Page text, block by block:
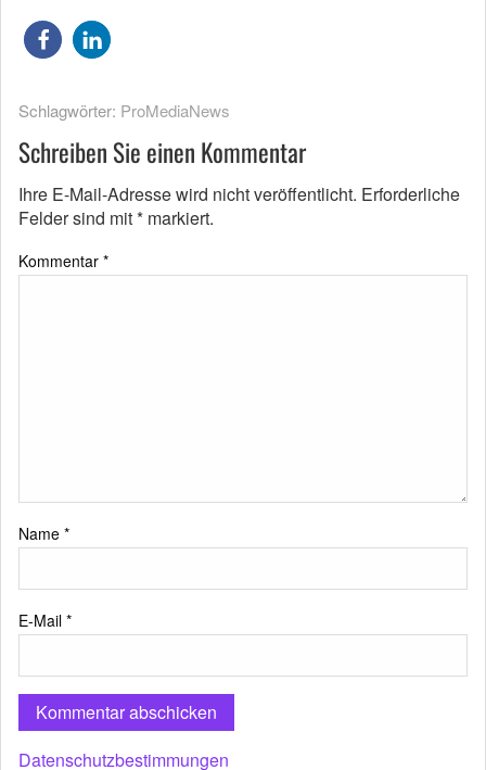
Schlagwörter: ProMediaNews
Schreiben Sie einen Kommentar
Ihre E-Mail-Adresse wird nicht veröffentlicht. Erforderliche
Felder sind mit* markiert.
Kommentar *
Name *
E-Mail *
Datenschutzbestimmungen